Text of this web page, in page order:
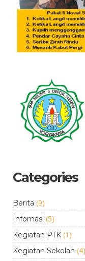
Categories
Berita (9)
Infomasi (5)
Kegiatan PTK (1)
Kegiatan Sekolah (4)